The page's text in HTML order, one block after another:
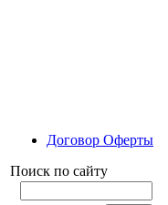
Договор Оферты
Поиск по сайту